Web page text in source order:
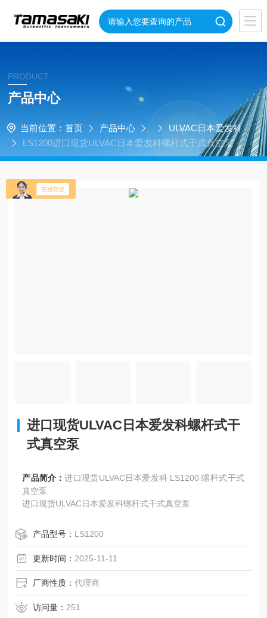
PRODUCT
产品中心
当前位置： 首页 产品中心
ULVAC日本爱发科
LS1200进口现货ULVAC日本爱发科螺杆式干式真空泵
进口现货ULVAC日本爱发科螺杆式干
式真空泵
产品简介：进口现货ULVAC日本爱发科 LS1200 螺杆式干式
真空泵
进口现货ULVAC日本爱发科螺杆式干式真空泵
产品型号： LS1200
更新时间： 2025-11-11
厂商性质：代理商
访问量： 251